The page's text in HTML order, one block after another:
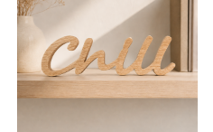
do koszyka